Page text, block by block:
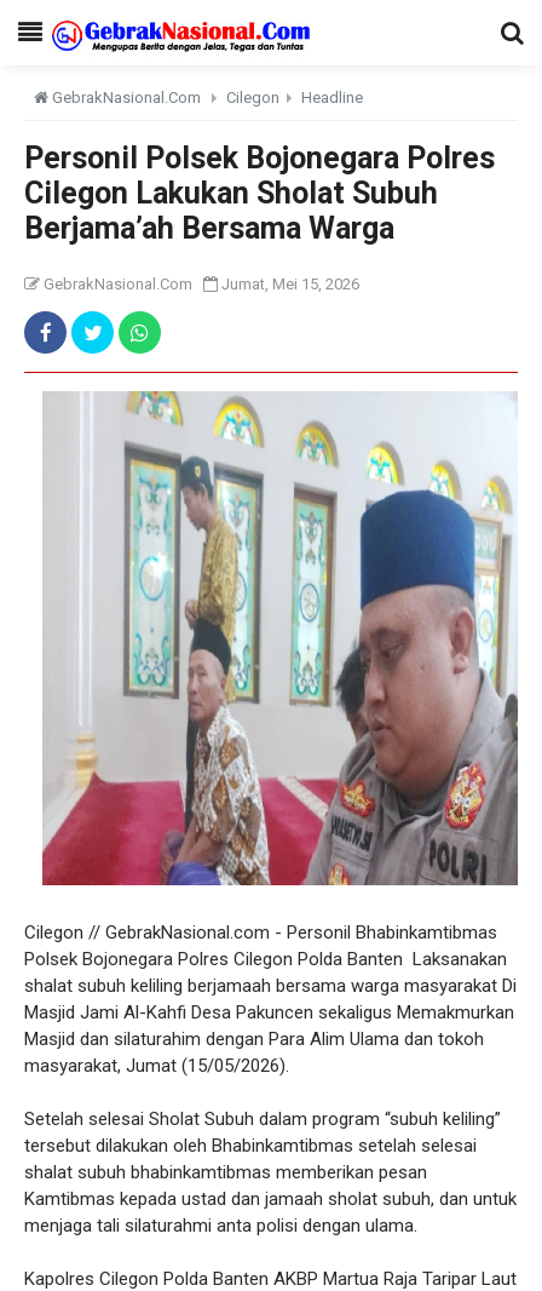
GebrakNasional.Com Cilegon Headline
Personil Polsek Bojonegara Polres
Cilegon Lakukan Sholat Subuh
Berjama’ah Bersama Warga
GebrakNasional.Com Jumat, Mei 15, 2026
Cilegon // GebrakNasional.com - Personil Bhabinkamtibmas
Polsek Bojonegara Polres Cilegon Polda Banten Laksanakan
shalat subuh keliling berjamaah bersama warga masyarakat Di
Masjid Jami Al-Kahfi Desa Pakuncen sekaligus Memakmurkan
Masjid dan silaturahim dengan Para Alim Ulama dan tokoh
masyarakat, Jumat (15/05/2026).
Setelah selesai Sholat Subuh dalam program “subuh keliling”
tersebut dilakukan oleh Bhabinkamtibmas setelah selesai
shalat subuh bhabinkamtibmas memberikan pesan
Kamtibmas kepada ustad dan jamaah sholat subuh, dan untuk
menjaga tali silaturahmi anta polisi dengan ulama.
Kapolres Cilegon Polda Banten AKBP Martua Raja Taripar Laut